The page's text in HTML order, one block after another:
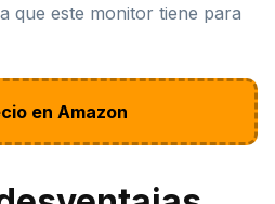
que este monitor tiene para
en Amazon